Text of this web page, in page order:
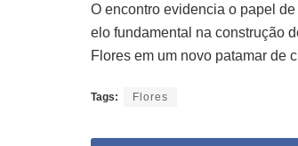
O encontro evidencia o papel
elo fundamental na construção
Flores em um novo patamar de
Tags: Flores